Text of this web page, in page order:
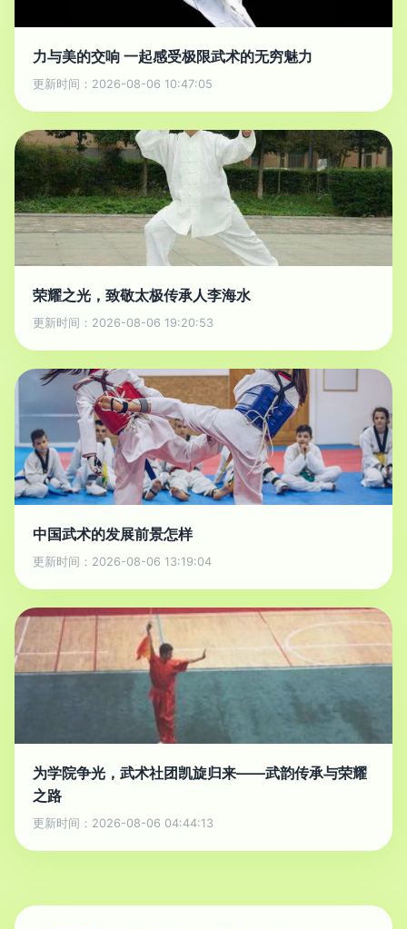
力与美的交响 一起感受极限武术的无穷魅力
更新时间：2026-08-06 10:47:05
荣耀之光，致敬太极传承人李海水
更新时间：2026-08-06 19:20:53
中国武术的发展前景怎样
更新时间：2026-08-06 13:19:04
为学院争光，武术社团凯旋归来——武韵传承与荣耀
之路
更新时间：2026-08-06 04:44:13